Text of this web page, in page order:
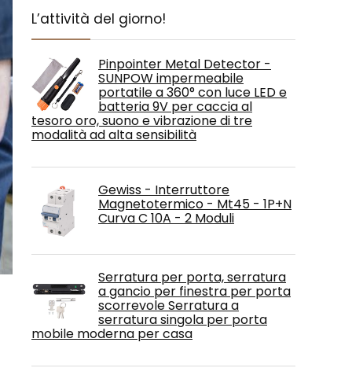
L’attività del giorno!
Pinpointer Metal Detector -
SUNPOW impermeabile
portatile a 360° con luce LED e
batteria 9V per caccia al
tesoro oro, suono e vibrazione di tre
modalità ad alta sensibilità
Gewiss - Interruttore
Magnetotermico - Mt45 - 1P+N
Curva C 10A - 2 Moduli
Serratura per porta, serratura
a gancio per finestra per porta
scorrevole Serratura a
serratura singola per porta
mobile moderna per casa